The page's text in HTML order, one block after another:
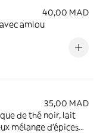
40,00 MAD
amlou
35,00 MAD
de thé noir, lait
mélange d'épices